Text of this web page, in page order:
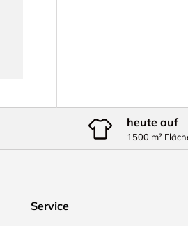
heute auf
1500 m²
Service